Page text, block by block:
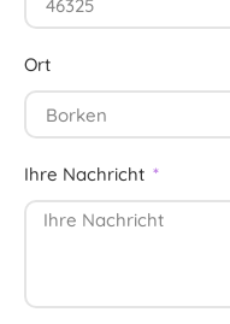
Ort
Ihre Nachricht